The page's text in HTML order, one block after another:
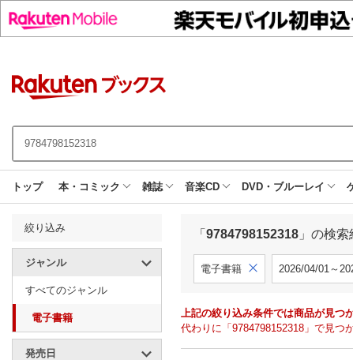
トップ 本・コミック 雑誌 音楽CD DVD・ブルーレイ
絞り込み
ジャンル
すべてのジャンル
電子書籍
発売日
「 9784798152318 」の検
電子書籍 2026/04/01～
上記の絞り込み条件では商品が見つ
代わりに「9784798152318」で見つ